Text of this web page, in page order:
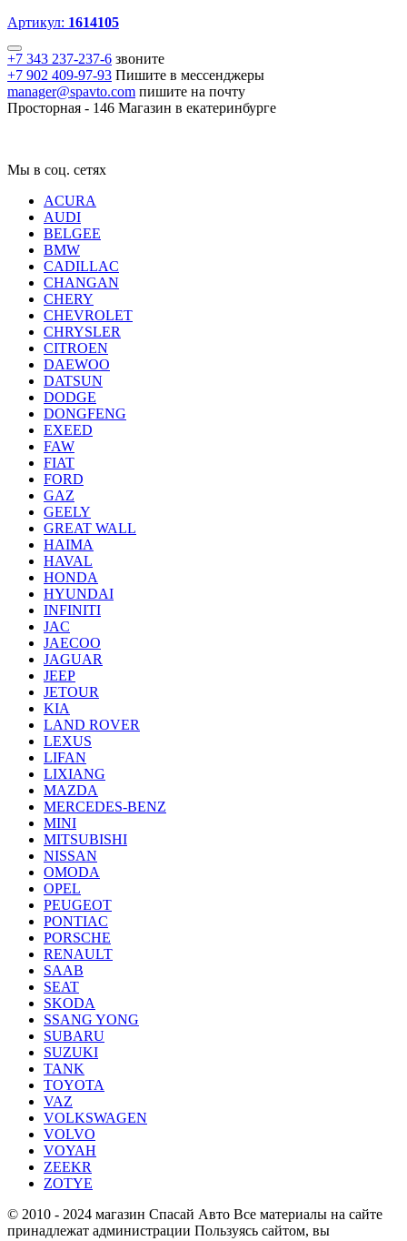
Артикул: 1614105
+7 343 237-237-6 звоните
+7 902 409-97-93 Пишите в мессенджеры
manager@spavto.com пишите на почту
Просторная - 146 Магазин в екатеринбурге
Мы в соц. сетях
ACURA
AUDI
BELGEE
BMW
CADILLAC
CHANGAN
CHERY
CHEVROLET
CHRYSLER
CITROEN
DAEWOO
DATSUN
DODGE
DONGFENG
EXEED
FAW
FIAT
FORD
GAZ
GEELY
GREAT WALL
HAIMA
HAVAL
HONDA
HYUNDAI
INFINITI
JAC
JAECOO
JAGUAR
JEEP
JETOUR
KIA
LAND ROVER
LEXUS
LIFAN
LIXIANG
MAZDA
MERCEDES-BENZ
MINI
MITSUBISHI
NISSAN
OMODA
OPEL
PEUGEOT
PONTIAC
PORSCHE
RENAULT
SAAB
SEAT
SKODA
SSANG YONG
SUBARU
SUZUKI
TANK
TOYOTA
VAZ
VOLKSWAGEN
VOLVO
VOYAH
ZEEKR
ZOTYE
© 2010 - 2024 магазин Спасай Авто Все материалы на сайте
принадлежат администрации Пользуясь сайтом, вы